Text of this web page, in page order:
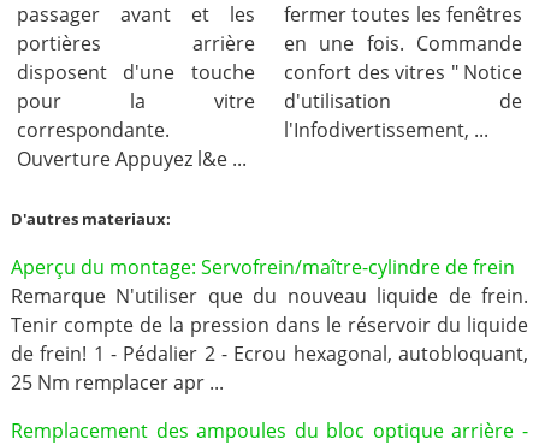
passager avant et les
portières arrière
disposent d'une touche
pour la vitre
correspondante.
Ouverture Appuyez l&e ...
fermer toutes les fenêtres
en une fois. Commande
confort des vitres " Notice
d'utilisation de
l'Infodivertissement, ...
D'autres materiaux:
Aperçu du montage: Servofrein/maître-cylindre de frein
Remarque N'utiliser que du nouveau liquide de frein.
Tenir compte de la pression dans le réservoir du liquide
de frein! 1 - Pédalier 2 - Ecrou hexagonal, autobloquant,
25 Nm remplacer apr ...
Remplacement des ampoules du bloc optique arrière -